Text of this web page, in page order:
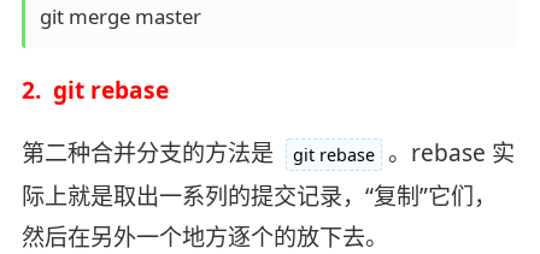
git merge master
2. git rebase
第二种合并分支的方法是
git rebase
。rebase 实
际上就是取出一系列的提交记录，“复制”它们，
然后在另外一个地方逐个的放下去。